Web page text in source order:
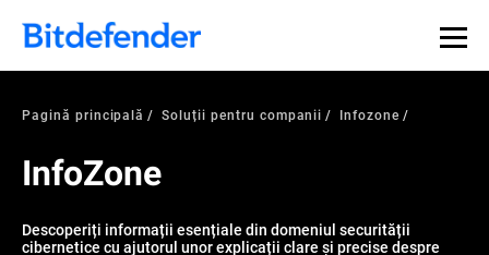
Pagină principală Soluții pentru companii Infozone
InfoZone
Descoperiți informații esențiale din domeniul securității
cibernetice cu ajutorul unor explicații clare și precise despre